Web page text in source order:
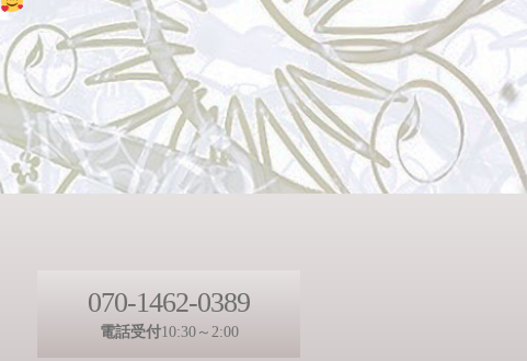
070-1462-0389
電話受付10:30～2:00